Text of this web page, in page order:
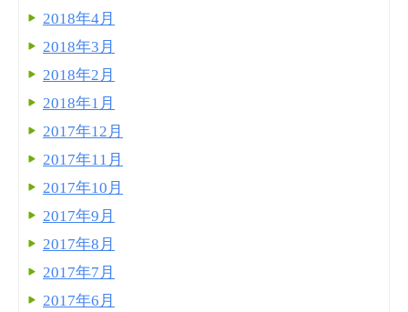
2018年4月
2018年3月
2018年2月
2018年1月
2017年12月
2017年11月
2017年10月
2017年9月
2017年8月
2017年7月
2017年6月